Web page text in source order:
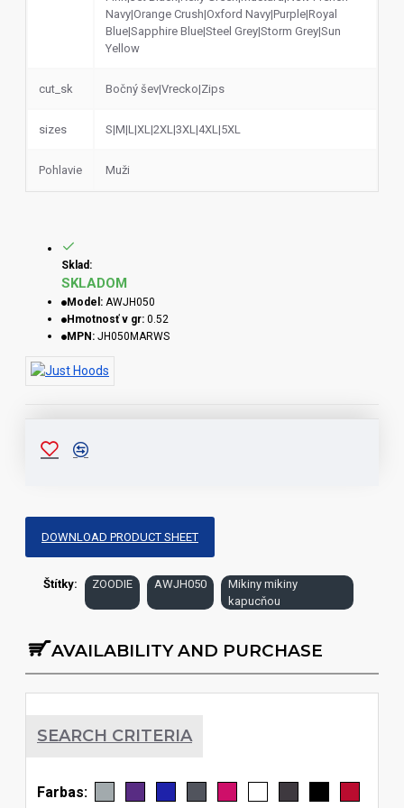
Navy|Orange Crush|Oxford Navy|Purple|Royal
Blue|Sapphire Blue|Steel Grey|Storm Grey|Sun
Yellow
cut_sk Bočný šev|Vrecko|Zips
sizes S|M|L|XL|2XL|3XL|4XL|5XL
Pohlavie Muži
Sklad:
SKLADOM
Model: AWJH050
Hmotnosť v gr: 0.52
MPN: JH050MARWS
DOWNLOAD PRODUCT SHEET
Štítky: ZOODIE AWJH050
Mikiny mikiny
kapucňou
AVAILABILITY AND PURCHASE
SEARCH CRITERIA
Farbas: